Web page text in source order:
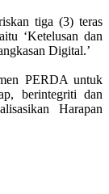
tiga (3) teras
‘Ketelusan dan
Digital.’
PERDA untuk
berintegriti dan
Harapan